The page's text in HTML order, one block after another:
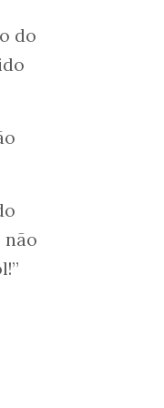
do
não